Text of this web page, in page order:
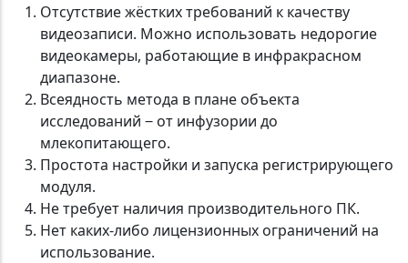
Отсутствие жёстких требований к качеству
видеозаписи. Можно использовать недорогие
видеокамеры, работающие в инфракрасном
диапазоне.
Всеядность метода в плане объекта
исследований ‒ от инфузории до
млекопитающего.
Простота настройки и запуска регистрирующего
модуля.
Не требует наличия производительного ПК.
Нет каких-либо лицензионных ограничений на
использование.